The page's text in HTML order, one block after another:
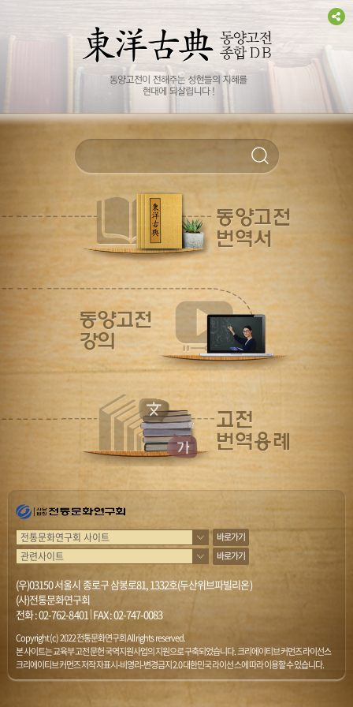
바로가기
바로가기
(우)03150 서울시 종로구 삼봉로81, 1332호(두산위브파빌리온)
(사)전통문화연구회
전화 :02-762-8401|FAX : 02-747-0083
Copyright (c) 2022 전통문화연구회 All rights reserved.
본 사이트는 교육부 고전문헌 국역지원사업의 지원으로 구축되었습니다. 크리에이티브 커먼즈 라이선스
크리에이티브 커먼즈 저작자표시-비영리-변경금지 2.0 대한민국 라이선스에 따라 이용할 수 있습니다.